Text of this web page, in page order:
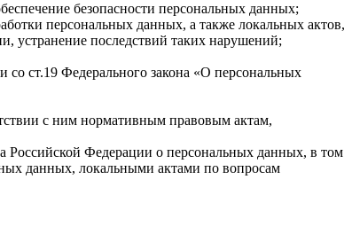
безопасности персональных данных;
персональных данных, а также локальных актов,
устранение последствий таких нарушений;
ст.19 Федерального закона «О персональных
с ним нормативным правовым актам,
Российской Федерации о персональных данных, в том
данных, локальными актами по вопросам